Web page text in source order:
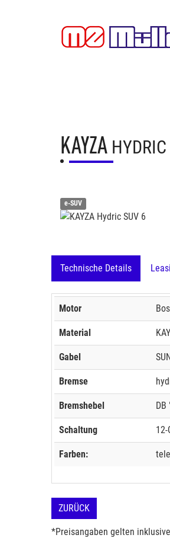
KAYZA
e-SUV
Technische Details
Motor
Material
Gabel
Bremse
Bremshebel DB
Schaltung 12-
Farben:
ZURÜCK
*Preisangaben gelten